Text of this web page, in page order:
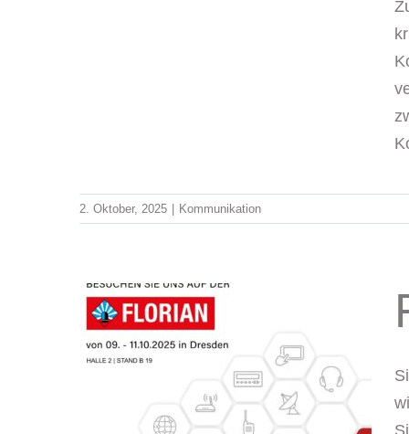
2. Oktober, 2025 Kommunikation